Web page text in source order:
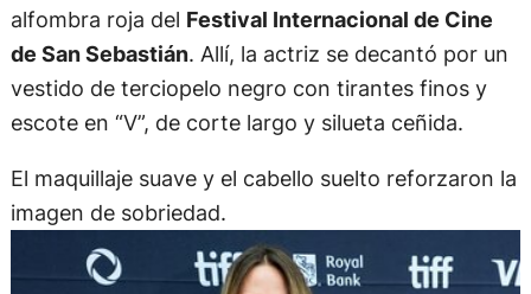
alfombra roja del Festival Internacional de Cine
de San Sebastián. Allí, la actriz se decantó por un
vestido de terciopelo negro con tirantes finos y
escote en “V”, de corte largo y silueta ceñida.
El maquillaje suave y el cabello suelto reforzaron la
imagen de sobriedad.